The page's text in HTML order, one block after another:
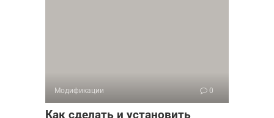
Модификации 0
Как сделать и установить